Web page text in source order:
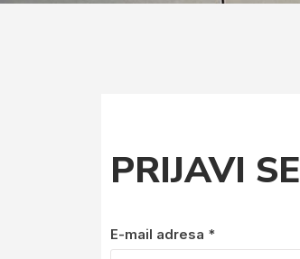
PRIJAVI SE
E-mail adresa *